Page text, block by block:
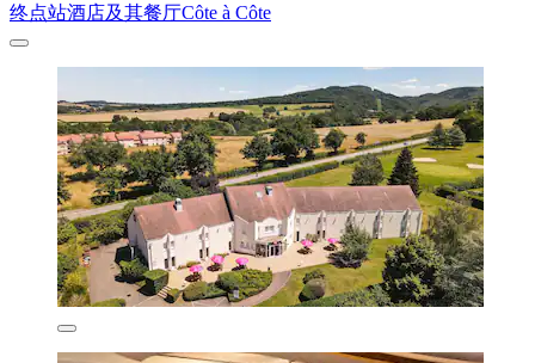
终点站酒店及其餐厅Côte à Côte